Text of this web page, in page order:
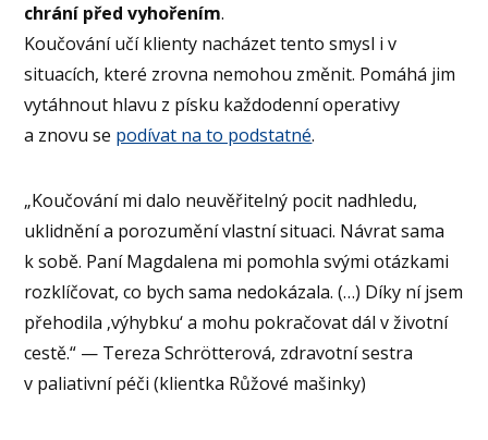
chrání před vyhořením.
Koučování učí klienty nacházet tento smysl i v
situacích, které zrovna nemohou změnit. Pomáhá jim
vytáhnout hlavu z písku každodenní operativy
a znovu se podívat na to podstatné.
„Koučování mi dalo neuvěřitelný pocit nadhledu,
uklidnění a porozumění vlastní situaci. Návrat sama
k sobě. Paní Magdalena mi pomohla svými otázkami
rozklíčovat, co bych sama nedokázala. (…) Díky ní jsem
přehodila ‚výhybku‘ a mohu pokračovat dál v životní
cestě.“ — Tereza Schrötterová, zdravotní sestra
v paliativní péči (klientka Růžové mašinky)